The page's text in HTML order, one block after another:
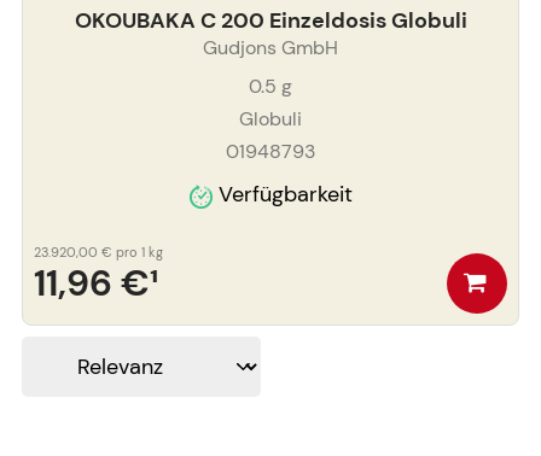
OKOUBAKA C 200 Einzeldosis Globuli
Gudjons GmbH
0.5 g
Globuli
01948793
Verfügbarkeit
11,96 €¹
23.920,00 € pro 1 kg